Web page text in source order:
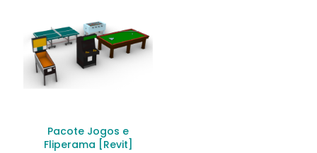
Pacote Jogos e
Fliperama [Revit]